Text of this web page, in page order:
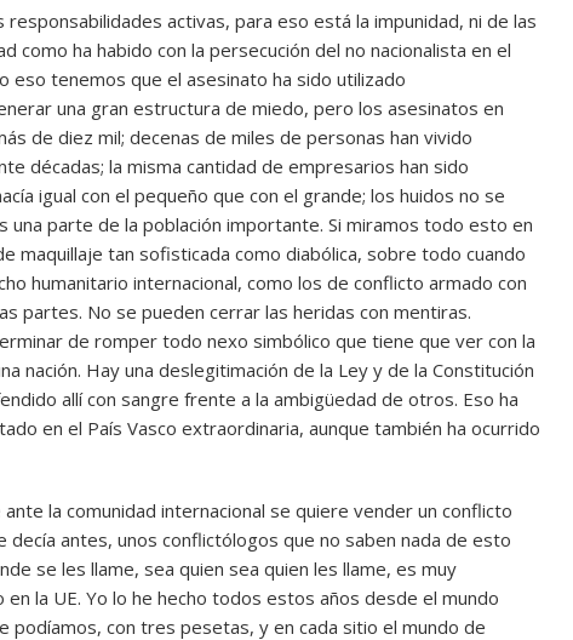
responsabilidades activas, para eso está la impunidad, ni de las
como ha habido con la persecución del no nacionalista en el
eso tenemos que el asesinato ha sido utilizado
una gran estructura de miedo, pero los asesinatos en
de diez mil; decenas de miles de personas han vivido
décadas; la misma cantidad de empresarios han sido
igual con el pequeño que con el grande; los huidos no se
una parte de la población importante. Si miramos todo esto en
maquillaje tan sofisticada como diabólica, sobre todo cuando
humanitario internacional, como los de conflicto armado con
partes. No se pueden cerrar las heridas con mentiras.
de romper todo nexo simbólico que tiene que ver con la
nación. Hay una deslegitimación de la Ley y de la Constitución
allí con sangre frente a la ambigüedad de otros. Eso ha
en el País Vasco extraordinaria, aunque también ha ocurrido
la comunidad internacional se quiere vender un conflicto
decía antes, unos conflictólogos que no saben nada de esto
se les llame, sea quien sea quien les llame, es muy
la UE. Yo lo he hecho todos estos años desde el mundo
podíamos, con tres pesetas, y en cada sitio el mundo de